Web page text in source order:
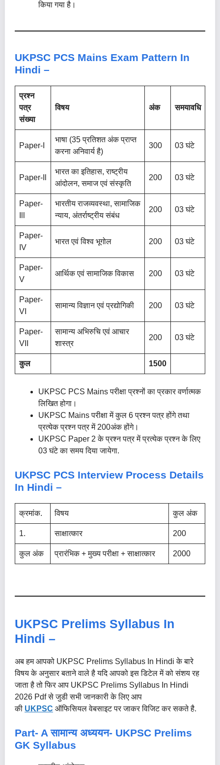
किया गया है।
UKPSC PCS Mains Exam Pattern In
Hindi –
प्रश्न
पत्र
संख्या
विषय अंक समयावधि
Paper-I
भाषा (35 प्रतिशत अंक प्राप्त
करना अनिवार्य है)
300 03 घंटे
Paper-Il
भारत का इतिहास, राष्ट्रीय
आंदोलन, समाज एवं संस्कृति
200 03 घंटे
Paper-
भारतीय राजव्यवस्था, सामाजिक
न्याय, अंतर्राष्ट्रीय संबंध
200 03 घंटे
Paper-
IV
भारत एवं विश्व भूगोल 200 03 घंटे
Paper-
V
आर्थिक एवं सामाजिक विकास 200 03 घंटे
Paper-
VI
सामान्य विज्ञान एवं प्रद्योगिकी 200 03 घंटे
Paper-
VII
सामान्य अभिरुचि एवं आचार
शास्त्र
200 03 घंटे
कुल 1500
UKPSC PCS Mains परीक्षा प्रश्नों का प्रकार वर्णात्मक
लिखित होगा।
UKPSC Mains परीक्षा में कुल 6 प्रश्न पत्र होंगे तथा
प्रत्येक प्रश्न पत्र में 200अंक होंगे।
UKPSC Paper 2 के प्रश्न पत्र में प्रत्येक प्रश्न के लिए
03 घंटे का समय दिया जायेगा.
UKPSC PCS Interview Process Details
In Hindi –
क्रमांक. विषय कुल अंक
1. साक्षात्कार 200
कुल अंक प्रारंभिक + मुख्य परीक्षा + साक्षात्कार 2000
UKPSC Prelims Syllabus In
Hindi –
अब हम आपको UKPSC Prelims Syllabus In Hindi के बारे
विषय के अनुसार बताने वाले है यदि आपको इस डिटेल में को संशय रह
जाता है तो फिर आप UKPSC Prelims Syllabus In Hindi
2026 Pdf से जुडी सभी जानकारी के लिए आप
की UKPSC ऑफिसियल वेबसाइट पर जाकर विजिट कर सकते है.
Part- A सामान्य अध्ययन- UKPSC Prelims
GK Syllabus